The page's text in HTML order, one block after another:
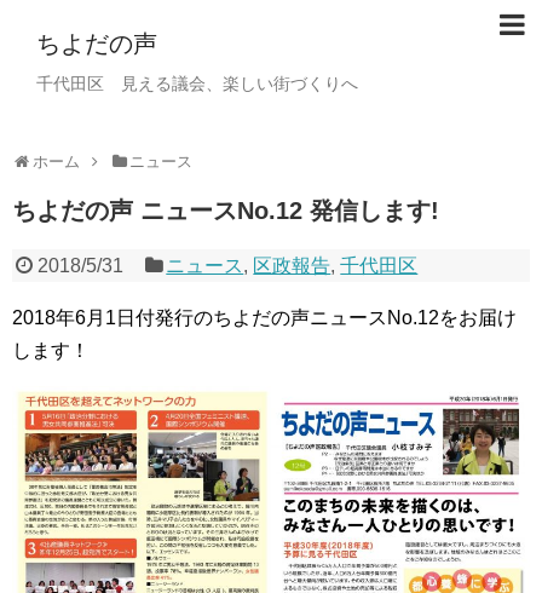
ちよだの声
千代田区 見える議会、楽しい街づくりへ
ホーム ニュース
ちよだの声 ニュースNo.12 発信します!
2018/5/31 ニュース, 区政報告,千代田区
2018年6月1日付発行のちよだの声ニュースNo.12をお届け
します！